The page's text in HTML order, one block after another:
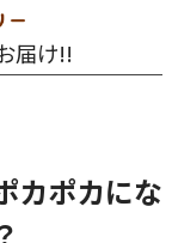
届け!!
カポカにな